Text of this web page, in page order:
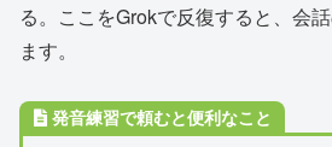
る。ここをGrokで反復すると、会
ます。
発音練習で頼むと便利なこと